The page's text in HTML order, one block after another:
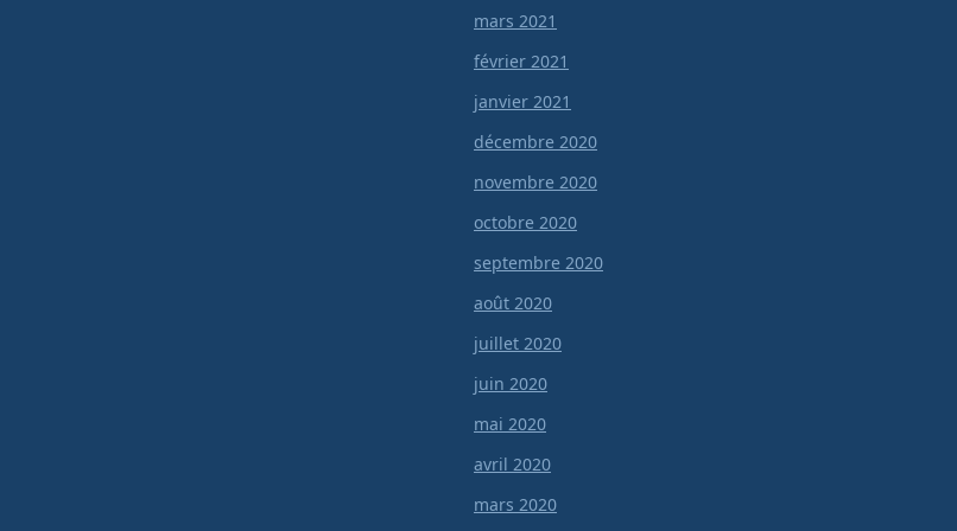
mars 2021
février 2021
janvier 2021
décembre 2020
novembre 2020
octobre 2020
septembre 2020
août 2020
juillet 2020
juin 2020
mai 2020
avril 2020
mars 2020